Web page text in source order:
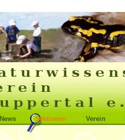
News Sektionen Verein